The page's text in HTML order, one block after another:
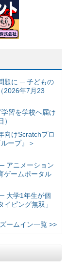
題に ─ 子どもの
2026年7月23
習を学校へ届け
向けScratchプロ
ープ』＞
アニメーション
ゲームポータル
大学1年生が個
ピング無双」
ズームイン一覧 >>